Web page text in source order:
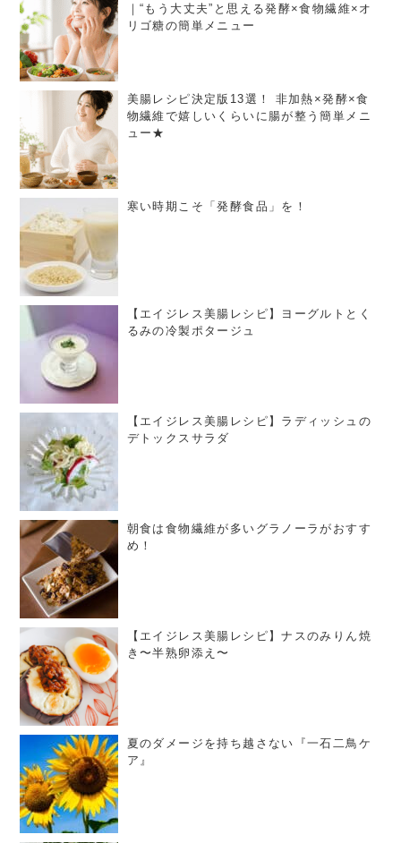
｜“もう大丈夫”と思える発酵×食物繊維×オ
リゴ糖の簡単メニュー
美腸レシピ決定版13選！ 非加熱×発酵×食
物繊維で嬉しいくらいに腸が整う簡単メニ
ュー★
寒い時期こそ「発酵食品」を！
【エイジレス美腸レシピ】ヨーグルトとく
るみの冷製ポタージュ
【エイジレス美腸レシピ】ラディッシュの
デトックスサラダ
朝食は食物繊維が多いグラノーラがおすす
め！
【エイジレス美腸レシピ】ナスのみりん焼
き〜半熟卵添え〜
夏のダメージを持ち越さない『一石二鳥ケ
ア』